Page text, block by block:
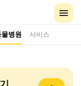
물병원 서비스